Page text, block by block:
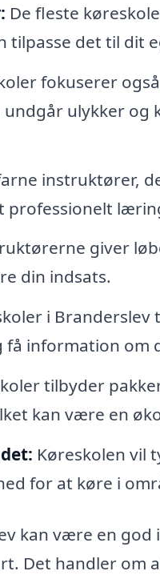
De fleste
det til dit
fokuserer
ulykker og
instruktører,
professionelt
giver
din indsats.
i
information om
tilbyder
kan være en
Køreskolen vil
for at køre i
kan være en
Det handler om